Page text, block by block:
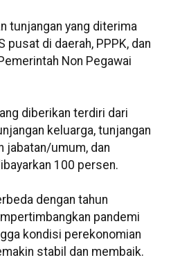
tunjangan yang diterima
pusat di daerah, PPPK, dan
Non Pegawai
diberikan terdiri dari
keluarga, tunjangan
jabatan/umum, dan
100 persen.
dengan tahun
pandemi
kondisi perekonomian
stabil dan membaik.